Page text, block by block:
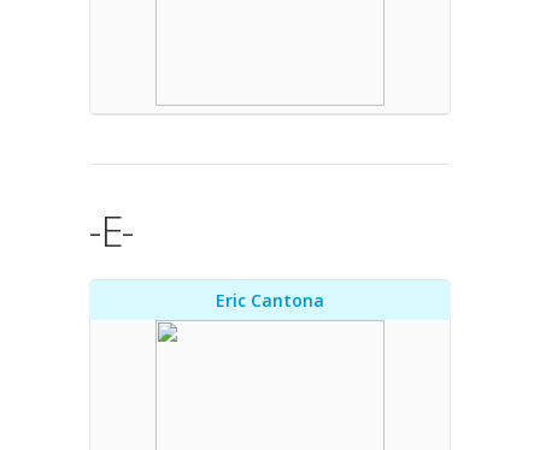
-E-
Eric Cantona